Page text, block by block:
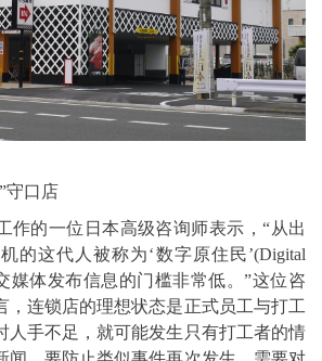
守口店
的一位日本高级咨询师表示，“从出
的这代人被称为‘数字原住民’(Digital
媒体发布信息的门槛非常低。”这位咨
，连锁店的理想状态是正式员工与打工
人手不足，就可能发生只有打工者的情